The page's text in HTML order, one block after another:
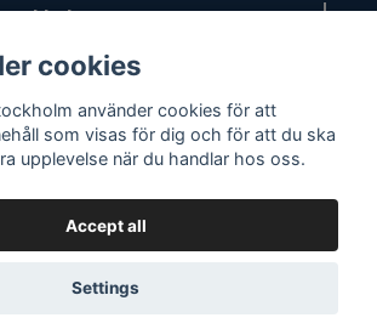
AB orgnr: 559458-6298
cookies
använder cookies för att
som visas för dig och för att du ska
upplevelse när du handlar hos oss.
Accept all
Settings